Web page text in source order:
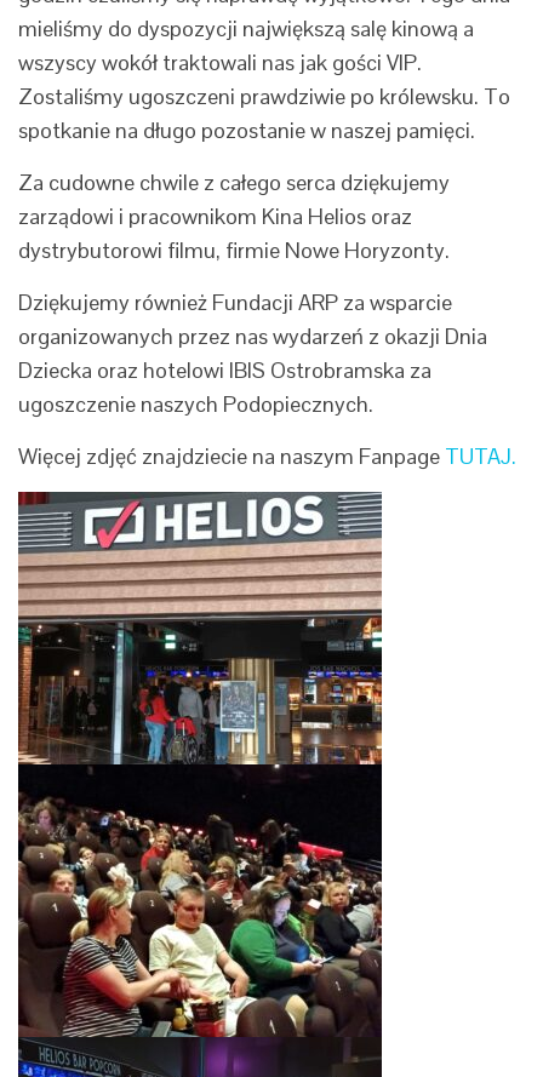
mieliśmy do dyspozycji największą salę kinową a
wszyscy wokół traktowali nas jak gości VIP.
Zostaliśmy ugoszczeni prawdziwie po królewsku. To
spotkanie na długo pozostanie w naszej pamięci.
Za cudowne chwile z całego serca dziękujemy
zarządowi i pracownikom Kina Helios oraz
dystrybutorowi filmu, firmie Nowe Horyzonty.
Dziękujemy również Fundacji ARP za wsparcie
organizowanych przez nas wydarzeń z okazji Dnia
Dziecka oraz hotelowi IBIS Ostrobramska za
ugoszczenie naszych Podopiecznych.
Więcej zdjęć znajdziecie na naszym Fanpage TUTAJ.